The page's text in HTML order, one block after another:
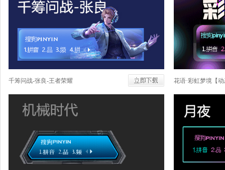
千筹问战-张良-王者荣耀 花语·彩虹梦境【